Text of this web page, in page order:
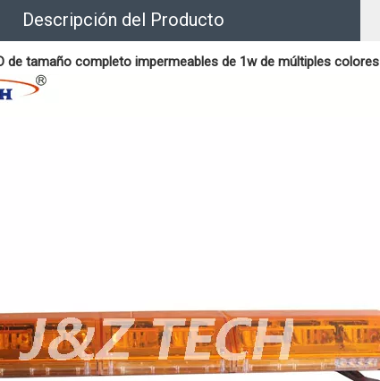
Descripción del Producto
de tamaño completo impermeables de 1w de múltiples colores